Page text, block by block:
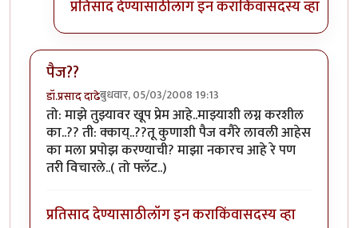
प्रतिसाद देण्यासाठीलॉग इन कराकिंवासदस्य व्हा
पैज??
डॉ.प्रसाद दाढेबुधवार, 05/03/2008 19:13
तो: माझे तुझ्यावर खूप प्रेम आहे..माझ्याशी लग्न करशील
का..?? ती: क्काय्..??तू कुणाशी पैज वगैरे लावली आहेस
का मला प्रपोझ करण्याची? माझा नकारच आहे रे पण
तरी विचारले..( तो फ्लॅट..)
प्रतिसाद देण्यासाठीलॉग इन कराकिंवासदस्य व्हा